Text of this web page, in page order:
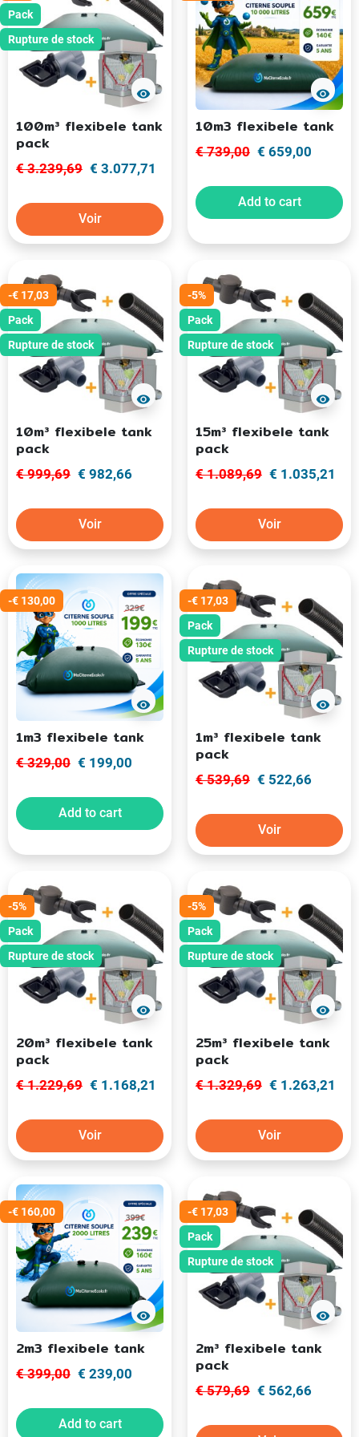
Pack
Rupture de stock
visibility
100m³ flexibele tank
pack
€ 3.239,69 € 3.077,71
Voir
visibility
10m3 flexibele tank
€ 739,00 € 659,00
Add to cart
-€ 17,03
Pack
Rupture de stock
visibility
10m³ flexibele tank
pack
€ 999,69 € 982,66
Voir
-5%
Pack
Rupture de stock
visibility
15m³ flexibele tank
pack
€ 1.089,69 € 1.035,21
Voir
-€ 130,00
visibility
1m3 flexibele tank
€ 329,00 € 199,00
Add to cart
-€ 17,03
Pack
Rupture de stock
visibility
1m³ flexibele tank
pack
€ 539,69 € 522,66
Voir
-5%
Pack
Rupture de stock
visibility
20m³ flexibele tank
pack
€ 1.229,69 € 1.168,21
Voir
-5%
Pack
Rupture de stock
visibility
25m³ flexibele tank
pack
€ 1.329,69 € 1.263,21
Voir
-€ 160,00
visibility
2m3 flexibele tank
€ 399,00 € 239,00
Add to cart
-€ 17,03
Pack
Rupture de stock
visibility
2m³ flexibele tank
pack
€ 579,69 € 562,66